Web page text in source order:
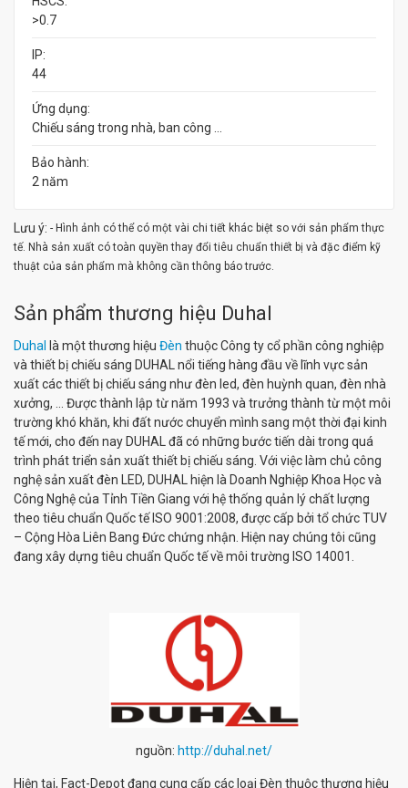
>0.7
IP:
44
Ứng dụng:
Chiếu sáng trong nhà, ban công …
Bảo hành:
2 năm
Lưu ý: - Hình ảnh có thể có một vài chi tiết khác biệt so với sản phẩm thực
tế. Nhà sản xuất có toàn quyền thay đổi tiêu chuẩn thiết bị và đặc điểm kỹ
thuật của sản phẩm mà không cần thông báo trước.
Sản phẩm thương hiệu Duhal
Duhal là một thương hiệu Đèn thuộc Công ty cổ phần công nghiệp
và thiết bị chiếu sáng DUHAL nổi tiếng hàng đầu về lĩnh vực sản
xuất các thiết bị chiếu sáng như đèn led, đèn huỳnh quan, đèn nhà
xưởng, ... Được thành lập từ năm 1993 và trưởng thành từ một môi
trường khó khăn, khi đất nước chuyển mình sang một thời đại kinh
tế mới, cho đến nay DUHAL đã có những bước tiến dài trong quá
trình phát triển sản xuất thiết bị chiếu sáng. Với việc làm chủ công
nghệ sản xuất đèn LED, DUHAL hiện là Doanh Nghiệp Khoa Học và
Công Nghệ của Tỉnh Tiền Giang với hệ thống quản lý chất lượng
theo tiêu chuẩn Quốc tế ISO 9001:2008, được cấp bởi tổ chức TUV
– Cộng Hòa Liên Bang Đức chứng nhận. Hiện nay chúng tôi cũng
đang xây dựng tiêu chuẩn Quốc tế về môi trường ISO 14001.
nguồn: http://duhal.net/
Hiện tại, Fact-Depot đang cung cấp các loại Đèn thuộc thương hiệu